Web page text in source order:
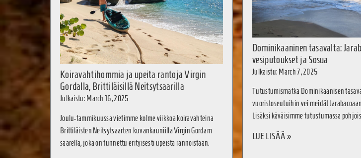
Koiravahtihommia ja upeita rantoja Virgin
Gordalla, Brittiläisillä Neitsytsaarilla
Julkaistu: March 16, 2025
Joulu-tammikuussa vietimme kolme viikkoa koiravahteina
Brittiläisten Neitsytsaarten kuvankauniilla Virgin Gordam
saarella, joka on tunnettu erityisesti upeista rannoistaan.
Dominikaaninen tasavalta:
vesiputoukset ja Sosua
Julkaistu: March 7, 2025
Tutustumismatka Dominikaanisen
vuoristoseutuihin vei meidät
Lisäksi käväisimme tutustumassa
LUE LISÄÄ »